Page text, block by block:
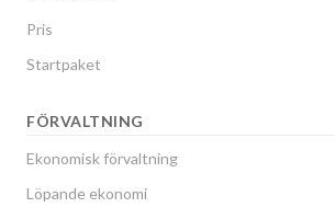
Pris
Startpaket
FÖRVALTNING
Ekonomisk förvaltning
Löpande ekonomi